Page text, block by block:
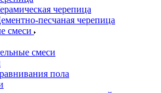
черепица
песчаная черепица
смеси
смеси
пола